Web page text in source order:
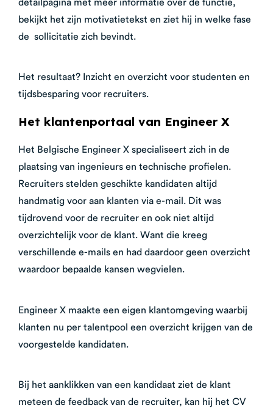
detailpagina met meer informatie over de functie,
bekijkt het zijn motivatietekst en ziet hij in welke fase
de sollicitatie zich bevindt.
Het resultaat? Inzicht en overzicht voor studenten en
tijdsbesparing voor recruiters.
Het klantenportaal van Engineer X
Het Belgische Engineer X specialiseert zich in de
plaatsing van ingenieurs en technische profielen.
Recruiters stelden geschikte kandidaten altijd
handmatig voor aan klanten via e-mail. Dit was
tijdrovend voor de recruiter en ook niet altijd
overzichtelijk voor de klant. Want die kreeg
verschillende e-mails en had daardoor geen overzicht
waardoor bepaalde kansen wegvielen.
Engineer X maakte een eigen klantomgeving waarbij
klanten nu per talentpool een overzicht krijgen van de
voorgestelde kandidaten.
Bij het aanklikken van een kandidaat ziet de klant
meteen de feedback van de recruiter, kan hij het CV